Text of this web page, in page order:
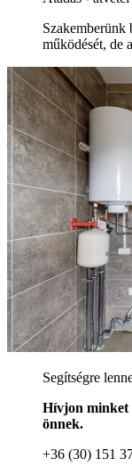
Szakemberünk
működését, de
Segítségre
Hívjon minket
önnek.
+36 (30) 151